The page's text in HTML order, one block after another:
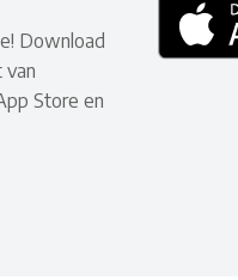
Download
van
Store en